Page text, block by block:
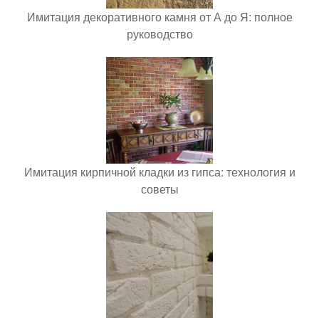
Имитация декоративного камня от А до Я: полное
руководство
Имитация кирпичной кладки из гипса: технология и
советы